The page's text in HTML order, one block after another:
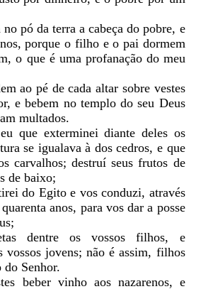
pó da terra a cabeça do pobre, e
porque o filho e o pai dormem
o que é uma profanação do meu
ao pé de cada altar sobre vestes
e bebem no templo do seu Deus
multados.
que exterminei diante deles os
se igualava à dos cedros, e que
carvalhos; destruí seus frutos de
de baixo;
do Egito e vos conduzi, através
anos, para vos dar a posse
dentre os vossos filhos, e
vossos jovens; não é assim, filhos
Senhor.
beber vinho aos nazarenos, e